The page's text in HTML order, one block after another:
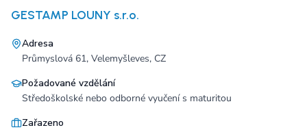
GESTAMP LOUNY s.r.o.
Adresa
Průmyslová 61, Velemyšleves, CZ
Požadované vzdělání
Středoškolské nebo odborné vyučení s maturitou
Zařazeno